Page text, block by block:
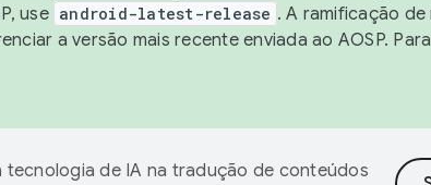
use android-latest-release . A ramificação
a versão mais recente enviada ao AOSP.
tecnologia de IA na tradução de conteúdos